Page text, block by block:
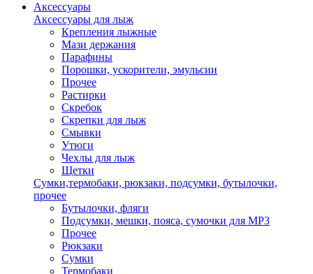
Аксессуары
Аксессуары для лыж
Крепления лыжные
Мази держания
Парафины
Порошки, ускорители, эмульсии
Прочее
Растирки
Скребок
Скрепки для лыж
Смывки
Утюги
Чехлы для лыж
Щетки
Сумки,термобаки, рюкзаки, подсумки, бутылочки,
прочее
Бутылочки, фляги
Подсумки, мешки, пояса, сумочки для MP3
Прочее
Рюкзаки
Сумки
Термобаки